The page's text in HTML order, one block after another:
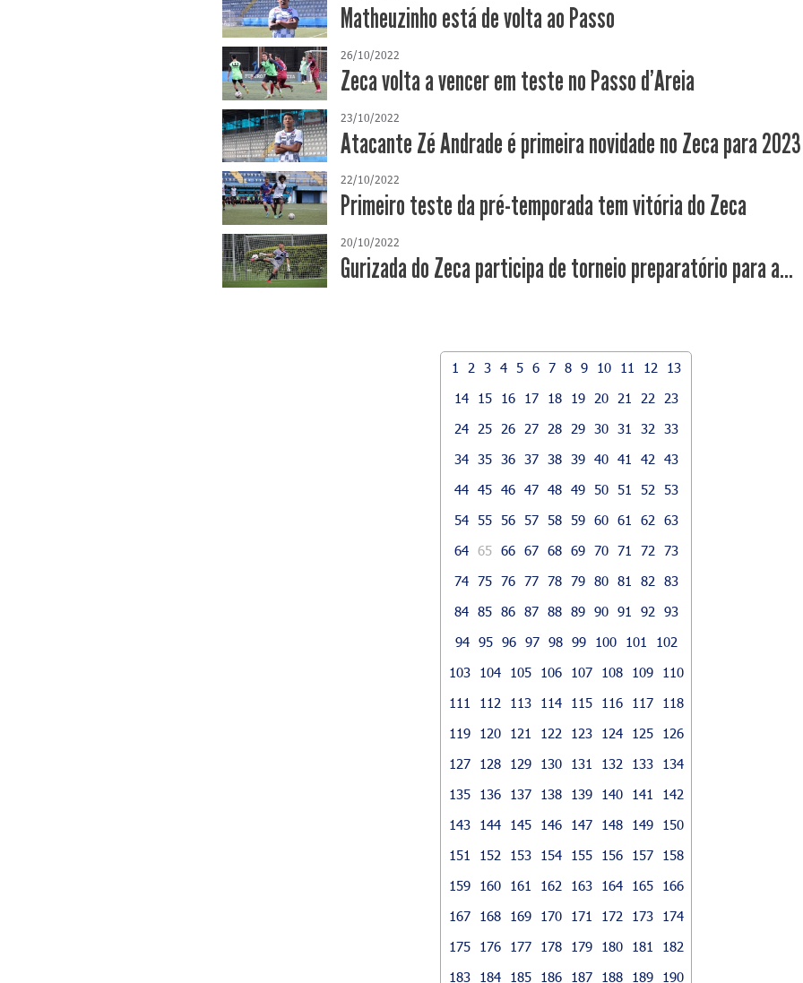
Matheuzinho está de volta ao Passo
26/10/2022
Zeca volta a vencer em teste no Passo d'Areia
23/10/2022
Atacante Zé Andrade é primeira novidade no Zeca para 2023
22/10/2022
Primeiro teste da pré-temporada tem vitória do Zeca
20/10/2022
Gurizada do Zeca participa de torneio preparatório para a...
1 2 3 4 5 6 7 8 9 10 11 12
13
14
15 16 17 18 19 20 21 22
23
24
25 26 27 28 29 30 31 32
33
34 35 36 37 38 39 40 41 42
43
44 45 46 47 48 49 50 51 52
53
54 55 56 57 58 59 60 61 62
63
64 65 66 67 68 69 70 71 72
73
74 75 76 77 78 79 80 81 82
83
84 85 86 87 88 89 90 91 92
93
94 95 96 97 98 99 100 101
102
103
104 105 106 107 108 109
110
111
112 113 114 115 116 117
118
119
120 121 122 123 124 125
126
127
128 129 130 131 132 133
134
135
136 137 138 139 140 141
142
143
144 145 146 147 148 149
150
151
152 153 154 155 156 157
158
159
160 161 162 163 164 165
166
167
168 169 170 171 172 173
174
175
176 177 178 179 180 181
182
183
184 185 186 187 188 189
190